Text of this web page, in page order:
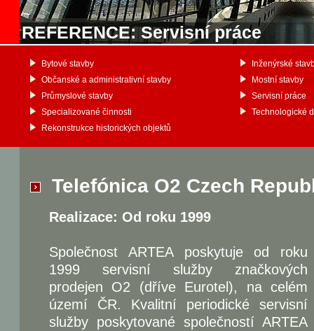
REFERENCE: Servisní práce
Inženýrské
Mostní stavby
Servisní práce
Technologické
Bytové stavby
Občanské a administrativní stavby
Průmyslové stavby
Specializované činnosti
Rekonstrukce historických objektů
Telefónica O2 Czech
Realizace: Od roku 1999
Společnost ARTEA poskytuje od roku
1999 servisní služby značkových
prodejen O2 (dříve Eurotel), na celém
území ČR. Kvalitní periodické servisní
služby poskytované společností ARTEA